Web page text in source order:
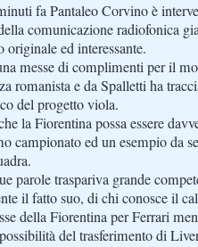
fa Pantaleo Corvino è
comunicazione radiofonica
originale ed interessante.
messe di complimenti per il
romanista e da Spalletti ha
del progetto viola.
la Fiorentina possa essere
campionato ed un esempio da
parole traspariva grande
il fatto suo, di chi conosce il
della Fiorentina per Ferrari
del trasferimento di